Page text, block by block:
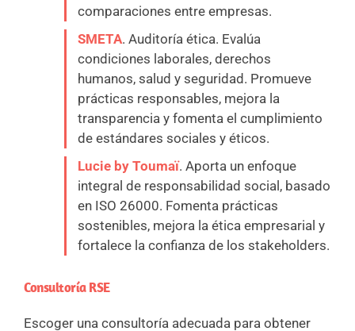
comparaciones entre empresas.
SMETA. Auditoría ética. Evalúa
condiciones laborales, derechos
humanos, salud y seguridad. Promueve
prácticas responsables, mejora la
transparencia y fomenta el cumplimiento
de estándares sociales y éticos.
Lucie by Toumaï. Aporta un enfoque
integral de responsabilidad social, basado
en ISO 26000. Fomenta prácticas
sostenibles, mejora la ética empresarial y
fortalece la confianza de los stakeholders.
Consultoría RSE
Escoger una consultoría adecuada para obtener